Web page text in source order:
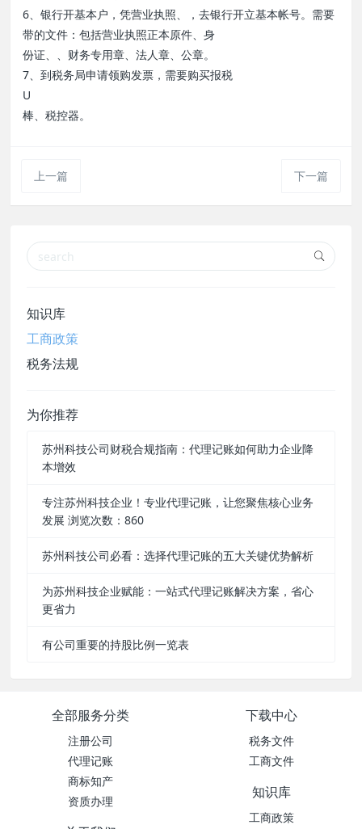
6、银行开基本户，凭营业执照、，去银行开立基本帐号。需要
带的文件：包括营业执照正本原件、身
份证、、财务专用章、法人章、公章。
7、到税务局申请领购发票，需要购买报税
U
棒、税控器。
上一篇 下一篇
知识库
工商政策
税务法规
为你推荐
苏州科技公司财税合规指南：代理记账如何助力企业降
本增效
专注苏州科技企业！专业代理记账，让您聚焦核心业务
发展 浏览次数：860
苏州科技公司必看：选择代理记账的五大关键优势解析
为苏州科技企业赋能：一站式代理记账解决方案，省心
更省力
有公司重要的持股比例一览表
全部服务分类
注册公司
代理记账
商标知产
资质办理
下载中心
税务文件
工商文件
知识库
工商政策